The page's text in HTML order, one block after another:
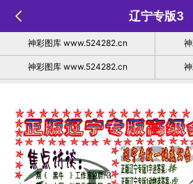
辽宁专版3
神彩图库 www.524282.cn
神彩图库 www.524282.cn